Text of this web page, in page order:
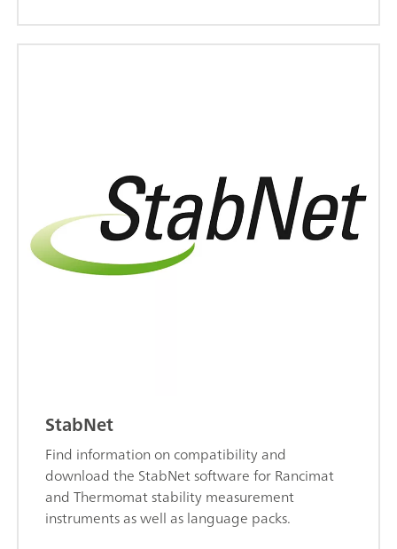
StabNet
Find information on compatibility and
download the StabNet software for Rancimat
and Thermomat stability measurement
instruments as well as language packs.